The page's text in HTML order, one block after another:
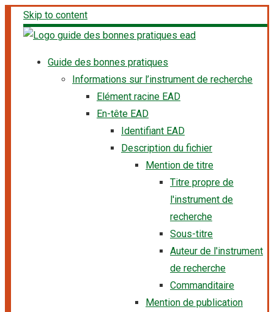
Skip to content
Guide des bonnes pratiques
Informations sur l’instrument de recherche
Elément racine EAD
En-tête EAD
Identifiant EAD
Description du fichier
Mention de titre
Titre propre de
l'instrument de
recherche
Sous-titre
Auteur de l'instrument
de recherche
Commanditaire
Mention de publication